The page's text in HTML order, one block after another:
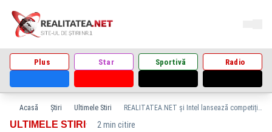
Plus Star Sportivă Radio
Acasă Știri Ultimele Stiri REALITATEA.NET şi Intel lansează competiţia Cel mai vechi laptop din România
ULTIMELE STIRI · 2 min citire